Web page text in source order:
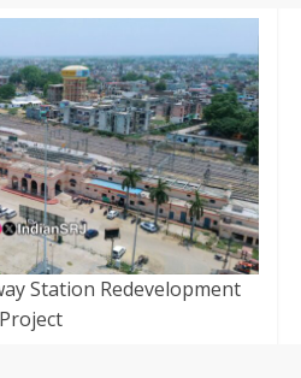
Station Redevelopment
Project